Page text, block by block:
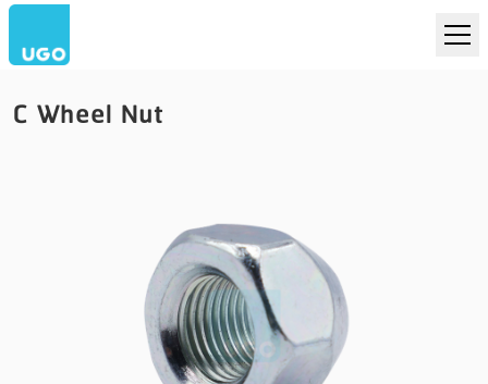
C Wheel Nut